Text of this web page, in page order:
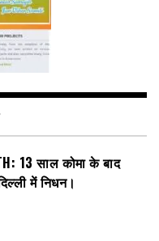
13 साल कोमा के बाद
में निधन।